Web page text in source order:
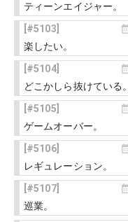
ティーンエイジャー。
5103
楽したい。
5104
どこかしら抜けている。
5105
ゲームオーバー。
5106
レギュレーション。
5107
巡業。